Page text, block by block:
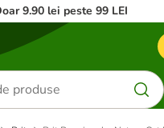
9.90 lei peste 99 LEI